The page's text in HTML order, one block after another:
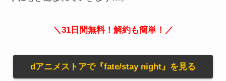
＼31日間無料！解約も簡単！／
dアニメストアで『fate/stay night』を見る